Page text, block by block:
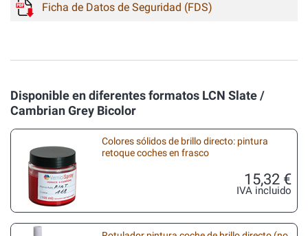
Ficha de Datos de Seguridad (FDS)
Disponible en diferentes formatos LCN Slate /
Cambrian Grey Bicolor
Colores sólidos de brillo directo: pintura
retoque coches en frasco
15,32 €
IVA incluido